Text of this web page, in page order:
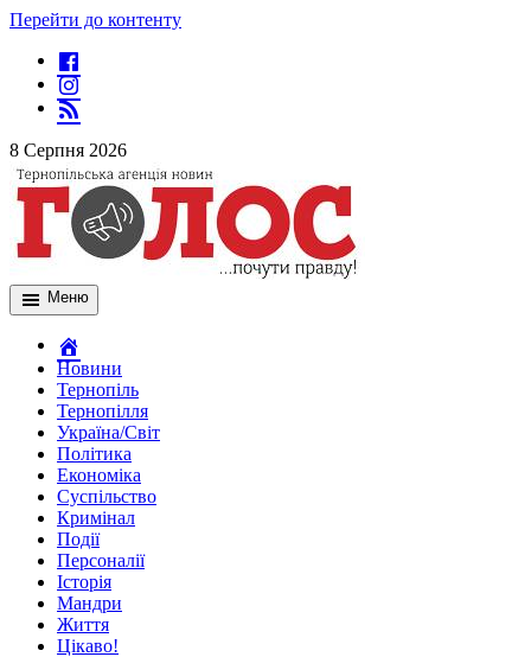
Перейти до контенту
8 Серпня 2026
Меню
Новини
Тернопіль
Тернопілля
Україна/Світ
Політика
Економіка
Суспільство
Кримінал
Події
Персоналії
Історія
Мандри
Життя
Цікаво!